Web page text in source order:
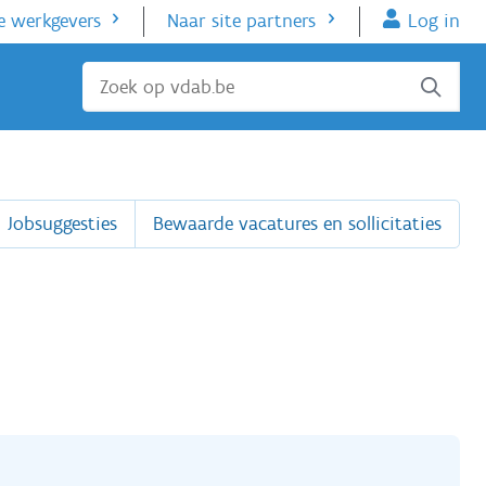
werkgevers Naar site partners Log in
Sluiten
Jobsuggesties Bewaarde vacatures en sollicitaties